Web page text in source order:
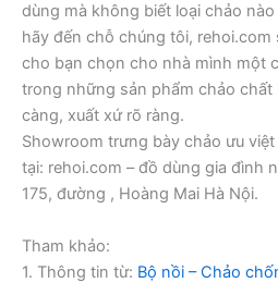
dùng mà không biết loại chảo
hãy đến chỗ chúng tôi,
cho bạn chọn cho nhà mình một
trong những sản phẩm chảo
càng, xuất xứ rõ ràng.
Showroom trưng bày chảo ưu
tại: rehoi.com – đồ dùng gia đình
175, đường , Hoàng Mai Hà Nội.
Tham khảo:
1. Thông tin từ: Bộ nồi – Chảo